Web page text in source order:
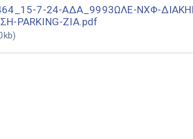
7-24-ΑΔΑ_9993ΩΛΕ-ΝΧΦ-
PARKING-ΖΙΑ.pdf